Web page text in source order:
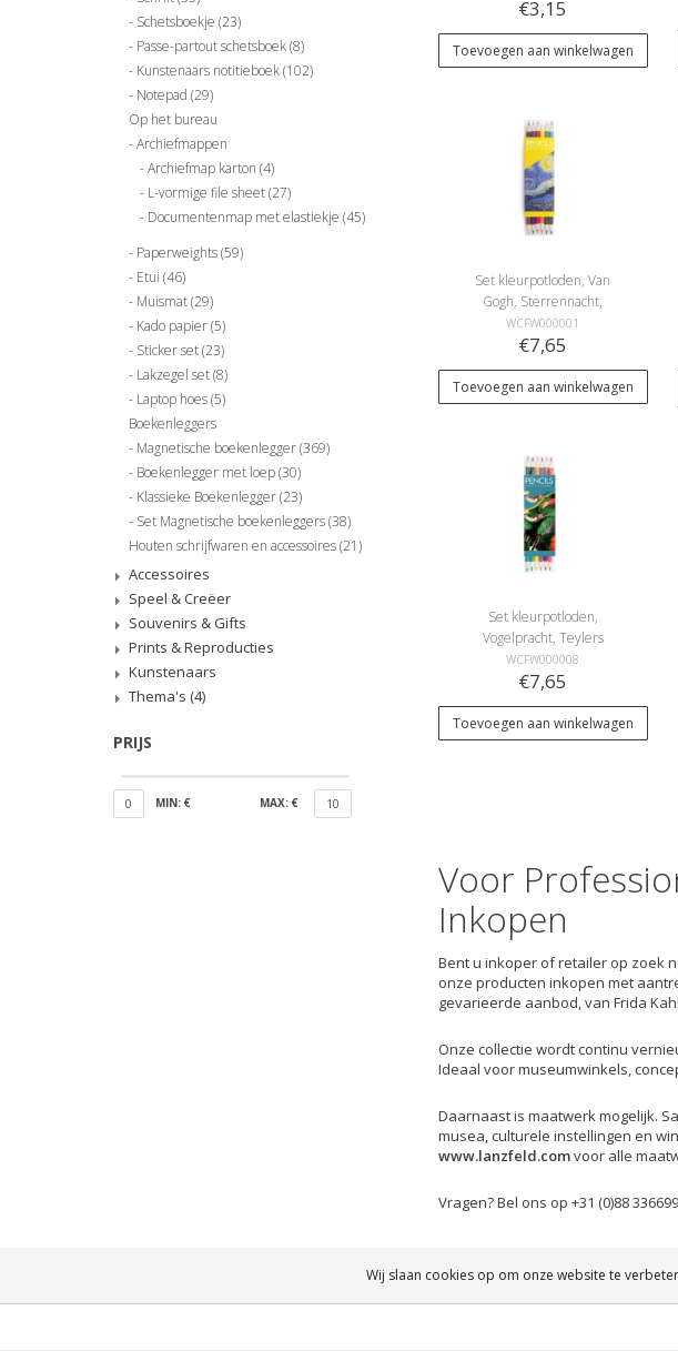
Schetsboekje (23)
Passe-partout schetsboek(8)
Kunstenaars notitieboek(102)
Notepad (29)
Op het bureau
Archiefmappen
Archiefmap karton (4)
L-vormige file sheet(27)
Documentenmap met elastiekje (45)
Paperweights(59)
Etui (46)
Muismat(29)
Kado papier(5)
Sticker set(23)
Lakzegel set(8)
Laptop hoes(5)
Boekenleggers
Magnetische boekenlegger(369)
Boekenlegger met loep(30)
Klassieke Boekenlegger(23)
Set Magnetische boekenleggers(38)
Houten schrijfwaren en accessoires(21)
Accessoires
Speel & Creëer
Souvenirs & Gifts
Prints & Reproducties
Kunstenaars
Thema's (4)
PRIJS
0 MIN: € MAX: € 10
€3,15
Toevoegen aan winkelwagen
Set kleurpotloden, Van
Gogh, Sterrennacht,
Vincent van Gogh
WCFW000001
€7,65
Toevoegen aan winkelwagen
Set kleurpotloden,
Vogelpracht, Teylers
Museum
WCFW000008
€7,65
Toevoegen aan winkelwagen
Voor
Inkopen
Bent u inkoper of retailer op zoek
onze producten inkopen met
gevarieerde aanbod, van Frida
Onze collectie wordt continu
Ideaal voor museumwinkels,
Daarnaast is maatwerk mogelijk.
musea, culturele instellingen en
www.lanzfeld.comvoor alle
Vragen? Bel ons op +31 (0)88
Wij slaan cookies op om onze website te